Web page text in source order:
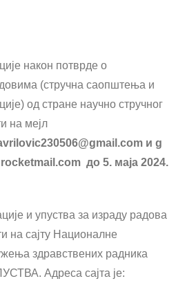
након потврде о
(стручна саопштења и
од стране научно стручног
на мејл
230506@gmail .com и g
rocketmail .com до 5. маја 2024.
и упуства за израду радова
на сајту Националне
здравствених радника
Адреса сајта је: